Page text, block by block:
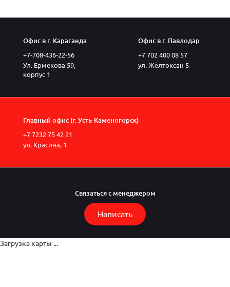
Офис в г. Караганда
+7-708-436-22-56
Ул. Ермекова 59,
корпус 1
Офис в г. Павлодар
+7 702 400 08 57
ул. Желтоксан 5
Главный офис (г. Усть-Каменогорск)
+7 7232 75 42 21
ул. Красина, 1
Связаться с менеджером
Написать
Загрузка карты ...